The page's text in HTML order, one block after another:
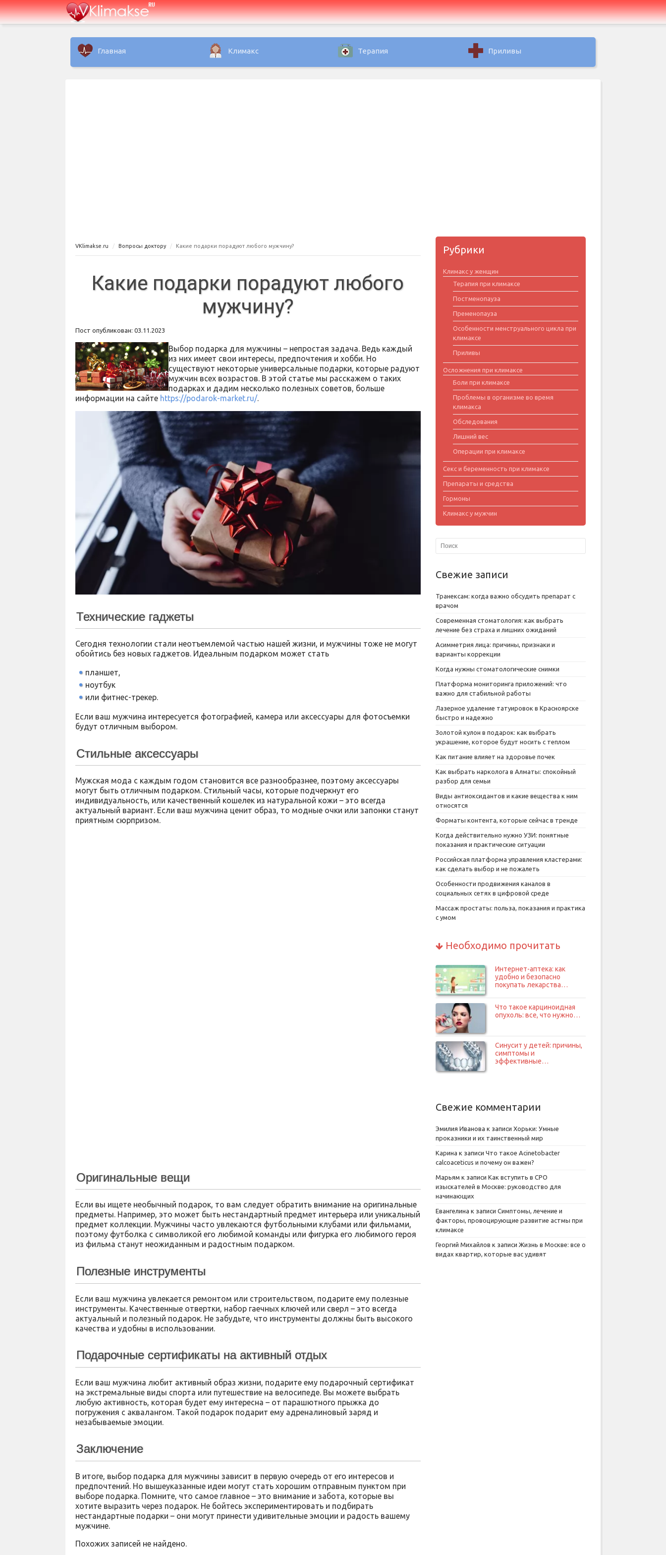
Главная Климакс Терапия Приливы
VKlimakse.ru Вопросы доктору Какие подарки порадуют любого мужчину?
Какие подарки порадуют любого
мужчину?
Пост опубликован: 03.11.2023
Выбор подарка для мужчины – непростая задача. Ведь каждый
из них имеет свои интересы, предпочтения и хобби. Но
существуют некоторые универсальные подарки, которые радуют
мужчин всех возрастов. В этой статье мы расскажем о таких
подарках и дадим несколько полезных советов, больше
информации на сайте https://podarok-market.ru/.
Технические гаджеты
Сегодня технологии стали неотъемлемой частью нашей жизни, и мужчины тоже не могут
обойтись без новых гаджетов. Идеальным подарком может стать
планшет,
ноутбук
или фитнес-трекер.
Если ваш мужчина интересуется фотографией, камера или аксессуары для фотосъемки
будут отличным выбором.
Стильные аксессуары
Мужская мода с каждым годом становится все разнообразнее, поэтому аксессуары
могут быть отличным подарком. Стильный часы, которые подчеркнут его
индивидуальность, или качественный кошелек из натуральной кожи – это всегда
актуальный вариант. Если ваш мужчина ценит образ, то модные очки или запонки станут
приятным сюрпризом.
Оригинальные вещи
Если вы ищете необычный подарок, то вам следует обратить внимание на оригинальные
предметы. Например, это может быть нестандартный предмет интерьера или уникальный
предмет коллекции. Мужчины часто увлекаются футбольными клубами или фильмами,
поэтому футболка с символикой его любимой команды или фигурка его любимого героя
из фильма станут неожиданным и радостным подарком.
Полезные инструменты
Если ваш мужчина увлекается ремонтом или строительством, подарите ему полезные
инструменты. Качественные отвертки, набор гаечных ключей или сверл – это всегда
актуальный и полезный подарок. Не забудьте, что инструменты должны быть высокого
качества и удобны в использовании.
Подарочные сертификаты на активный отдых
Если ваш мужчина любит активный образ жизни, подарите ему подарочный сертификат
на экстремальные виды спорта или путешествие на велосипеде. Вы можете выбрать
любую активность, которая будет ему интересна – от парашютного прыжка до
погружения с аквалангом. Такой подарок подарит ему адреналиновый заряд и
незабываемые эмоции.
Заключение
В итоге, выбор подарка для мужчины зависит в первую очередь от его интересов и
предпочтений. Но вышеуказанные идеи могут стать хорошим отправным пунктом при
выборе подарка. Помните, что самое главное – это внимание и забота, которые вы
хотите выразить через подарок. Не бойтесь экспериментировать и подбирать
нестандартные подарки – они могут принести удивительные эмоции и радость вашему
мужчине.
Похожих записей не найдено.
Рубрики
Климакс у женщин
Терапия при климаксе
Постменопауза
Пременопауза
Особенности менструального цикла при
климаксе
Приливы
Осложнения при климаксе
Боли при климаксе
Проблемы в организме во время
климакса
Обследования
Лишний вес
Операции при климаксе
Секс и беременность при климаксе
Препараты и средства
Гормоны
Климакс у мужчин
Свежие записи
Транексам: когда важно обсудить препарат с
врачом
Современная стоматология: как выбрать
лечение без страха и лишних ожиданий
Асимметрия лица: причины, признаки и
варианты коррекции
Когда нужны стоматологические снимки
Платформа мониторинга приложений: что
важно для стабильной работы
Лазерное удаление татуировок в Красноярске
быстро и надежно
Золотой кулон в подарок: как выбрать
украшение, которое будут носить с теплом
Как питание влияет на здоровье почек
Как выбрать нарколога в Алматы: спокойный
разбор для семьи
Виды антиоксидантов и какие вещества к ним
относятся
Форматы контента, которые сейчас в тренде
Когда действительно нужно УЗИ: понятные
показания и практические ситуации
Российская платформа управления кластерами:
как сделать выбор и не пожалеть
Особенности продвижения каналов в
социальных сетях в цифровой среде
Массаж простаты: польза, показания и практика
с умом
Необходимо прочитать
Интернет-аптека: как
удобно и безопасно
покупать лекарства…
Что такое карциноидная
опухоль: все, что нужно…
Синусит у детей: причины,
симптомы и
эффективные…
Свежие комментарии
Эмилия Иванова к записи Хорьки: Умные
проказники и их таинственный мир
Карина к записи Что такое Acinetobacter
calcoaceticus и почему он важен?
Марьям к записи Как вступить в СРО
изыскателей в Москве: руководство для
начинающих
Евангелина к записи Симптомы, лечение и
факторы, провоцирующие развитие астмы при
климаксе
Георгий Михайлов к записи Жизнь в Москве: все о
видах квартир, которые вас удивят